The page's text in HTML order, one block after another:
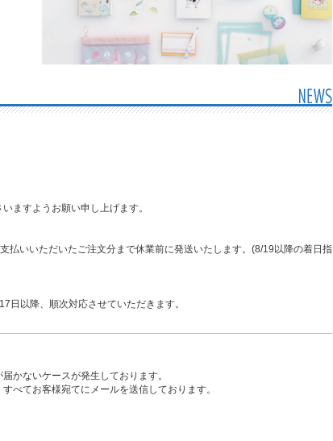
ますようお願い申し上げます。
払いいただいたご注文分まで休業前に発送いたします。(8/19以降の着日指
以降、順次対応させていただきます。
かないケースが発生しております。
べてお客様宛てにメールを送信しております。